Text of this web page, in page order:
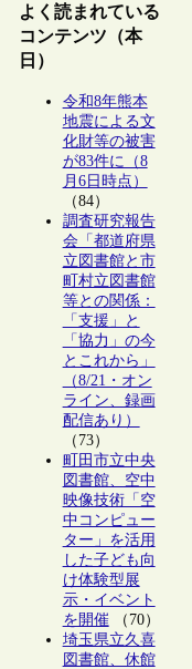
よく読まれている
コンテンツ（本
日）
令和8年熊本
地震による文
化財等の被害
が83件に（8
月6日時点）
（84）
調査研究報告
会「都道府県
立図書館と市
町村立図書館
等との関係：
「支援」と
「協力」の今
とこれから」
（8/21・オン
ライン、録画
配信あり）
（73）
町田市立中央
図書館、空中
映像技術「空
中コンピュー
ター」を活用
した子ども向
け体験型展
示・イベント
を開催（70）
埼玉県立久喜
図書館、休館